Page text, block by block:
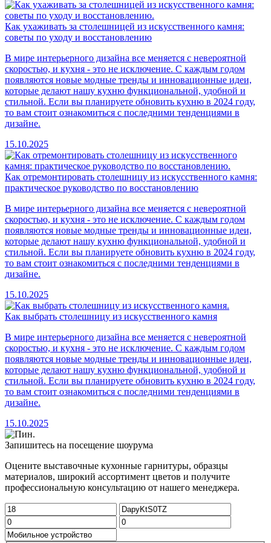
Как ухаживать за столешницей из искусственного камня:
советы по уходу и восстановлению
В мире интерьерного дизайна все меняется с невероятной
скоростью, и кухня - это не исключение. С каждым годом
появляются новые модные тренды и инновационные идеи,
которые делают нашу кухню функциональной, удобной и
стильной. Если вы планируете обновить кухню в 2024 году,
то вам стоит ознакомиться с последними тенденциями в
дизайне.
15.10.2025
Как отремонтировать столешницу из искусственного камня:
практическое руководство по восстановлению
В мире интерьерного дизайна все меняется с невероятной
скоростью, и кухня - это не исключение. С каждым годом
появляются новые модные тренды и инновационные идеи,
которые делают нашу кухню функциональной, удобной и
стильной. Если вы планируете обновить кухню в 2024 году,
то вам стоит ознакомиться с последними тенденциями в
дизайне.
15.10.2025
Как выбрать столешницу из искусственного камня
В мире интерьерного дизайна все меняется с невероятной
скоростью, и кухня - это не исключение. С каждым годом
появляются новые модные тренды и инновационные идеи,
которые делают нашу кухню функциональной, удобной и
стильной. Если вы планируете обновить кухню в 2024 году,
то вам стоит ознакомиться с последними тенденциями в
дизайне.
15.10.2025
Запишитесь на посещение шоурума
Оцените выставочные кухонные гарнитуры, образцы
материалов, широкий ассортимент цветов и получите
профессиональную консультацию от нашего менеджера.